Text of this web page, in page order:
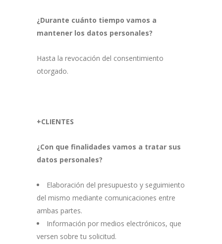
¿Durante cuánto tiempo vamos a
mantener los datos personales?
Hasta la revocación del consentimiento
otorgado.
+CLIENTES
¿Con que finalidades vamos a tratar sus
datos personales?
Elaboración del presupuesto y seguimiento
del mismo mediante comunicaciones entre
ambas partes.
Información por medios electrónicos, que
versen sobre tu solicitud.